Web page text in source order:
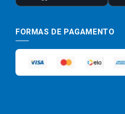
FORMAS DE PAGAMENTO